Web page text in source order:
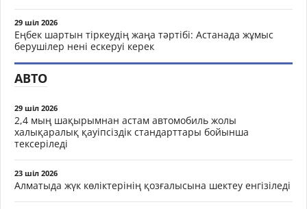
29 шіл 2026
Еңбек шартын тіркеудің жаңа тәртібі: Астанада жұмыс
берушілер нені ескеруі керек
АВТО
29 шіл 2026
2,4 мың шақырымнан астам автомобиль жолы
халықаралық қауіпсіздік стандарттары бойынша
тексеріледі
23 шіл 2026
Алматыда жүк көліктерінің қозғалысына шектеу енгізіледі